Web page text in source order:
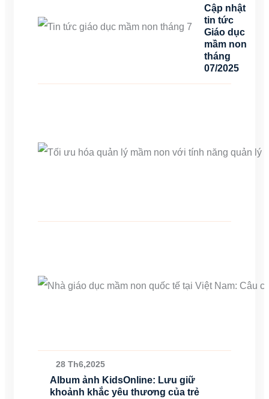
Cập nhật
tin tức
Giáo dục
mầm non
tháng
07/2025
28 Th6,2025
Album ảnh KidsOnline: Lưu giữ
khoảnh khắc yêu thương của trẻ